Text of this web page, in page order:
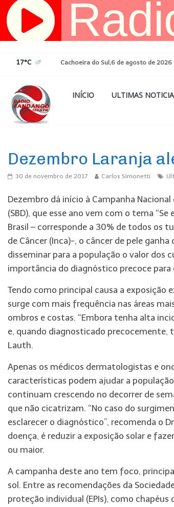
Pular
para
17°C Cachoeira do Sul,6 de agosto de 2026
INÍCIO ULTIMAS
Dezembro Laranja
30 de novembro de 2017 Carlos Simonetti
Dezembro dá início à Campanha
(SBD), que esse ano vem com o tema
Brasil – corresponde a 30% de todos os
de Câncer (Inca)-, o câncer de pele
disseminar para a população o valor dos
importância do diagnóstico precoce
Tendo como principal causa a exposição
surge com mais frequência nas áreas
ombros e costas. “Embora tenha alta
e, quando diagnosticado precocemente,
Lauth.
Apenas os médicos dermatologistas e
características podem ajudar a
continuam crescendo no decorrer de
que não cicatrizam. “No caso do
esclarecer o diagnóstico”, recomenda o
doença, é reduzir a exposição solar e
ou maior.
A campanha deste ano tem foco,
sol. Entre as recomendações da
proteção individual (EPIs), como